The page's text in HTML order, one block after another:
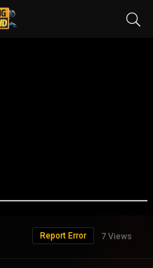
7 Views
Report Error